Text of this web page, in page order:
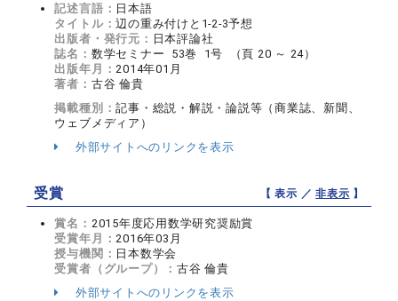
記述言語： 日本語
タイトル：辺の重み付けと1-2-3予想
出版者・発行元： 日本評論社
誌名： 数学セミナー 53巻 1号 （頁 20 ～ 24）
出版年月： 2014年01月
著者： 古谷 倫貴
掲載種別：記事・総説・解説・論説等（商業誌、新聞、
ウェブメディア）
外部サイトへのリンクを表示
受賞 【 表示 ／非表示 】
賞名： 2015年度応用数学研究奨励賞
受賞年月： 2016年03月
授与機関： 日本数学会
受賞者（グループ）：古谷 倫貴
外部サイトへのリンクを表示